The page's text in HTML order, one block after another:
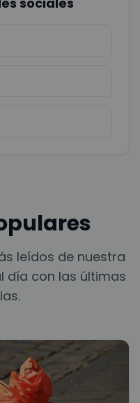
leídos de nuestra
día con las últimas